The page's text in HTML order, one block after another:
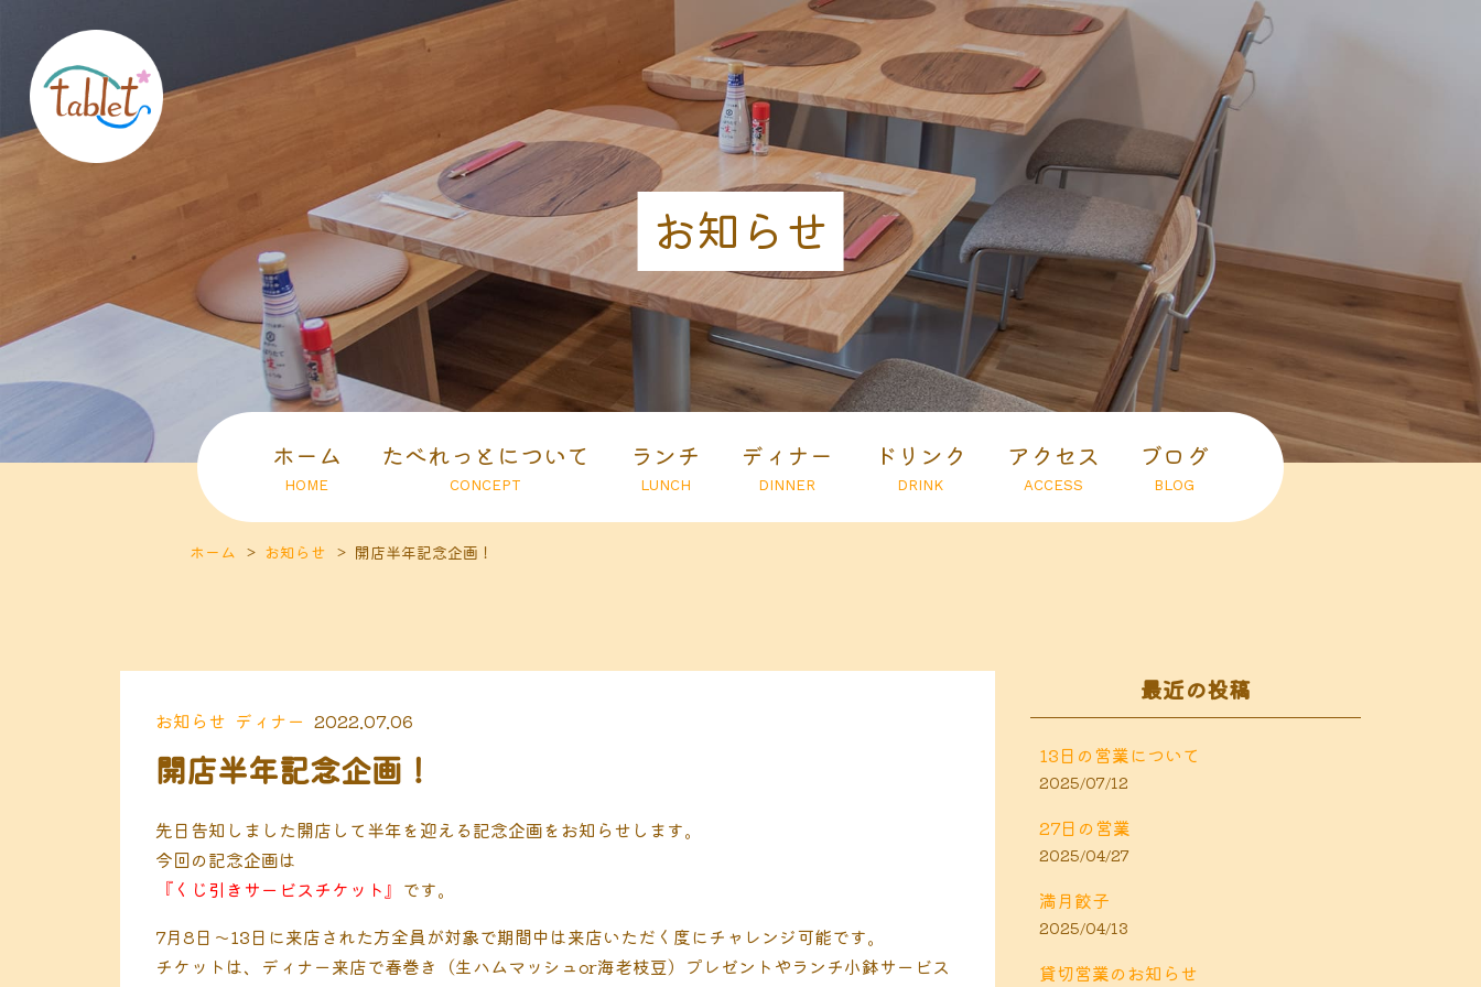
お知らせ
ホーム
HOME
たべれっとについて
CONCEPT
ランチ
LUNCH
ディナー
DINNER
ドリンク
DRINK
アクセス
ACCESS
ブログ
BLOG
ホーム お知らせ 開店半年記念企画！
お知らせ ディナー 2022.07.06
開店半年記念企画！
先日告知しました開店して半年を迎える記念企画をお知らせします。
今回の記念企画は
『くじ引きサービスチケット』 です。
7月8日〜13日に来店された方全員が対象で期間中は来店いただく度にチャレンジ可能です。
チケットは、ディナー来店で春巻き（生ハムマッシュor海老枝豆）プレゼントやランチ小鉢サービス
最近の投稿
13日の営業について
2025/07/12
27日の営業
2025/04/27
満月餃子
2025/04/13
貸切営業のお知らせ